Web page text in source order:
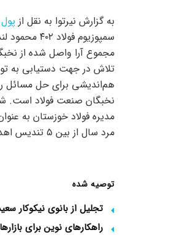
به گزارش نیرتوا به نقل از
تلاش در جهت دستیابی به
هم‌اندیشی برای حل مسائل
مدیره فولاد خوزستان به
مرد سال از بین ۵ تندیس اهدا شده رکورددار است.
توصیه شده
تجلیل از بانوی نیکوکار
راهکارهای نوین برای